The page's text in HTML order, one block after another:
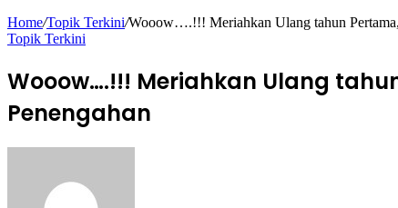
Home/Topik Terkini/Wooow….!!! Meriahkan Ulang tahun
Topik Terkini
Wooow….!!! Meriahkan Ulang
Penengahan